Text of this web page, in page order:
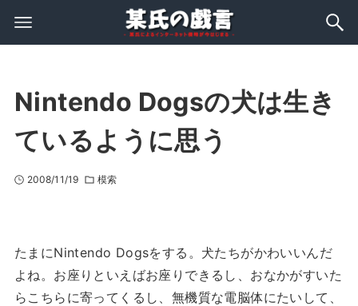
Nintendo Dogsの犬は生き
ているように思う
2008/11/19 模索
たまにNintendo Dogsをする。犬たちがかわいいんだ
よね。お座りといえばお座りできるし、おなかがすいた
らこちらに寄ってくるし、無機質な電脳体にたいして、